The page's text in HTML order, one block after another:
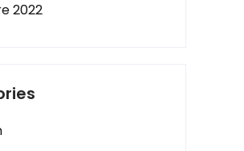
2022